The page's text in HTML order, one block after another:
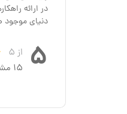
در ارائه
دنیای موجود
۵
از ۵
۱۵ مشارکت کننده